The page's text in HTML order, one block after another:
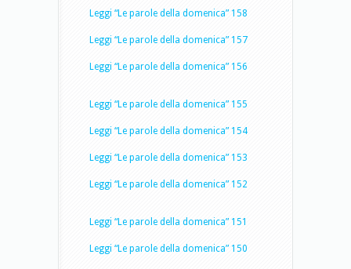
Leggi “Le parole della domenica” 158
Leggi “Le parole della domenica” 157
Leggi “Le parole della domenica” 156
Leggi “Le parole della domenica” 155
Leggi “Le parole della domenica” 154
Leggi “Le parole della domenica” 153
Leggi “Le parole della domenica” 152
Leggi “Le parole della domenica” 151
Leggi “Le parole della domenica” 150